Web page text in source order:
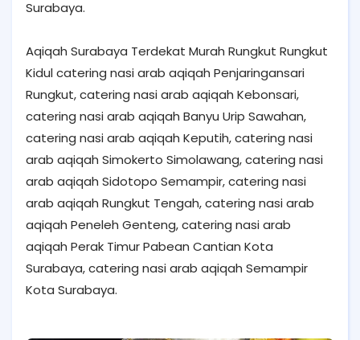
Surabaya.
Aqiqah Surabaya Terdekat Murah Rungkut Rungkut
Kidul catering nasi arab aqiqah Penjaringansari
Rungkut, catering nasi arab aqiqah Kebonsari,
catering nasi arab aqiqah Banyu Urip Sawahan,
catering nasi arab aqiqah Keputih, catering nasi
arab aqiqah Simokerto Simolawang, catering nasi
arab aqiqah Sidotopo Semampir, catering nasi
arab aqiqah Rungkut Tengah, catering nasi arab
aqiqah Peneleh Genteng, catering nasi arab
aqiqah Perak Timur Pabean Cantian Kota
Surabaya, catering nasi arab aqiqah Semampir
Kota Surabaya.